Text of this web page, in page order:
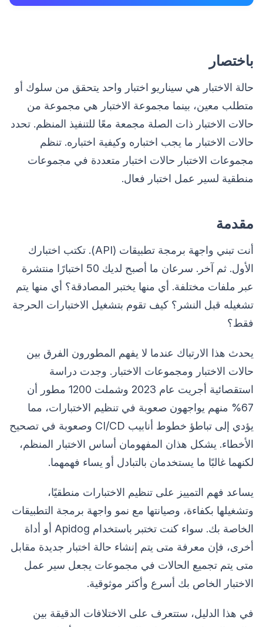
باختصار
حالة الاختبار هي سيناريو اختبار واحد يتحقق من سلوك أو
متطلب معين، بينما مجموعة الاختبار هي مجموعة من
حالات الاختبار ذات الصلة مجمعة معًا للتنفيذ المنظم. تحدد
حالات الاختبار ما يجب اختباره وكيفية اختباره. تنظم
مجموعات الاختبار حالات اختبار متعددة في مجموعات
منطقية لسير عمل اختبار فعال.
مقدمة
أنت تبني واجهة برمجة تطبيقات (API). تكتب اختبارك
الأول. ثم آخر. سرعان ما أصبح لديك 50 اختبارًا منتشرة
عبر ملفات مختلفة. أي منها يختبر المصادقة؟ أي منها يتم
تشغيله قبل النشر؟ كيف تقوم بتشغيل الاختبارات الحرجة
فقط؟
يحدث هذا الارتباك عندما لا يفهم المطورون الفرق بين
حالات الاختبار ومجموعات الاختبار. وجدت دراسة
استقصائية أجريت عام 2023 وشملت 1200 مطور أن
67% منهم يواجهون صعوبة في تنظيم الاختبارات، مما
يؤدي إلى تباطؤ خطوط أنابيب CI/CD وصعوبة في تصحيح
الأخطاء. يشكل هذان المفهومان أساس الاختبار المنظم،
لكنهما غالبًا ما يستخدمان بالتبادل أو يساء فهمهما.
يساعد فهم التمييز على تنظيم الاختبارات منطقيًا،
وتشغيلها بكفاءة، وصيانتها مع نمو واجهة برمجة التطبيقات
الخاصة بك. سواء كنت تختبر باستخدام Apidog أو أداة
أخرى، فإن معرفة متى يتم إنشاء حالة اختبار جديدة مقابل
متى يتم تجميع الحالات في مجموعات يجعل سير عمل
الاختبار الخاص بك أسرع وأكثر موثوقية.
في هذا الدليل، ستتعرف على الاختلافات الدقيقة بين